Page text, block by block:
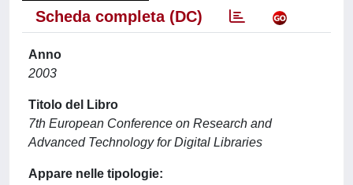
Scheda completa (DC)
Anno
2003
Titolo del Libro
7th European Conference on Research and
Advanced Technology for Digital Libraries
Appare nelle tipologie: